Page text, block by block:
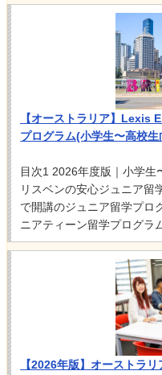
【オーストラリア】Lexis
プログラム(小学生〜高校
目次1 2026年度版｜小学生
リスベンの安心ジュニア留
で開講のジュニア留学プロ
ニアティーン留学プログラ
【2026年版】オーストラ